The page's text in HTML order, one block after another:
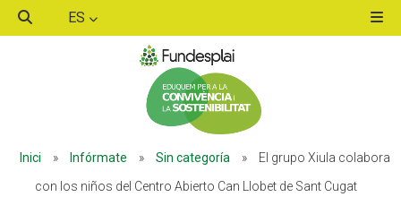
ES
Inici » Infórmate » Sin categoría »
El grupo Xiula colabora
con los niños del Centro Abierto Can Llobet de Sant Cugat
ACTIVITATS D'ESTIU
MÓN ESCOLAR